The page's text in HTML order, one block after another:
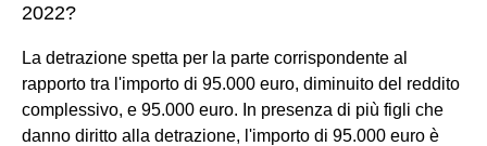
2022?
La detrazione spetta per la parte corrispondente al
rapporto tra l'importo di 95.000 euro, diminuito del reddito
complessivo, e 95.000 euro. In presenza di più figli che
danno diritto alla detrazione, l'importo di 95.000 euro è